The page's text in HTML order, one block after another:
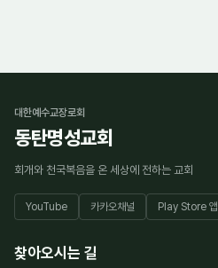
대한예수교장로회
동탄명성교회
회개와 천국복음을 온 세상에 전하는 교회
YouTube 카카오채널 Play Store 앱
찾아오시는 길